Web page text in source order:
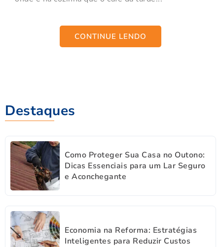
CONTINUE LENDO
Destaques
Como Proteger Sua Casa no Outono:
Dicas Essenciais para um Lar Seguro
e Aconchegante
Economia na Reforma: Estratégias
Inteligentes para Reduzir Custos